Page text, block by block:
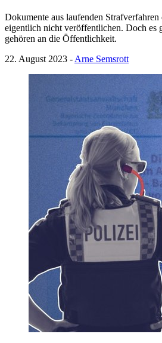
Dokumente aus laufenden
eigentlich nicht veröffentlichen. Doch es
gehören an die Öffentlichkeit.
22. August 2023 - Arne Semsrott